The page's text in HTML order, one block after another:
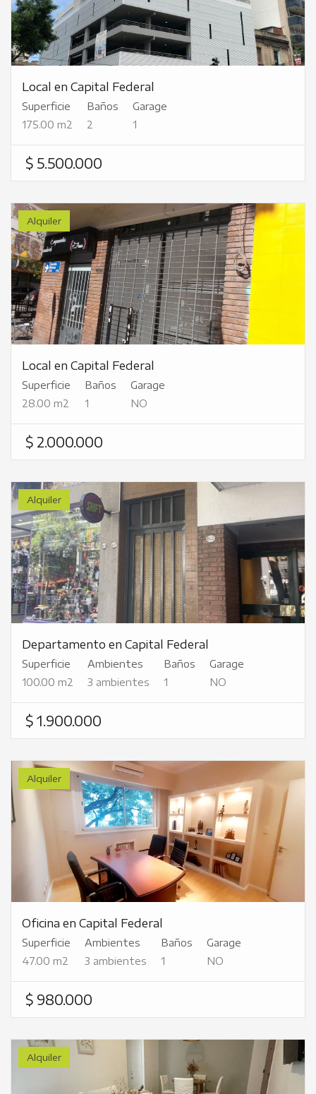
Local en Capital Federal
Superficie
175.00 m2
Baños
2
Garage
1
$ 5.500.000
Alquiler
Local en Capital Federal
Superficie
28.00 m2
Baños
1
Garage
NO
$ 2.000.000
Alquiler
Departamento en Capital Federal
Superficie
100.00 m2
Ambientes
3 ambientes
Baños
1
Garage
NO
$ 1.900.000
Alquiler
Oficina en Capital Federal
Superficie
47.00 m2
Ambientes
3 ambientes
Baños
1
Garage
NO
$ 980.000
Alquiler